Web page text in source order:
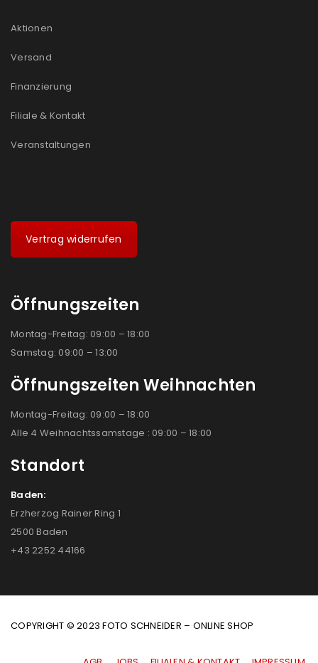
deine E-Mail-Adresse gesendet.
NEWSLETTER ABONNIEREN
us
Datenschutzerklärung
Aktionen
Versand
Finanzierung
Filiale & Kontakt
Veranstaltungen
Vertrag widerrufen
Öffnungszeiten
Montag-Freitag: 09:00 – 18:00
Samstag: 09:00 – 13:00
Öffnungszeiten Weihnachten
Montag-Freitag: 09:00 – 18:00
Alle 4 Weihnachtssamstage : 09:00 – 18:00
Standort
Baden:
Erzherzog Rainer Ring 1
2500 Baden
+43 2252 44166
COPYRIGHT © 2023 FOTO SCHNEIDER – ONLINE SHOP